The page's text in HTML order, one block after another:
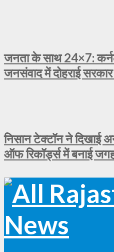
जनता के साथ 24×7:
जनसंवाद में दोहराई सरकार
निसान टेक्टॉन ने दिखाई
ऑफ रिकॉर्ड्स में बनाई